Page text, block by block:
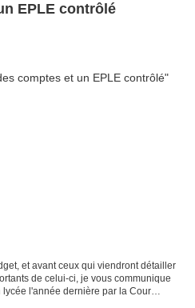
EPLE contrôlé
et avant ceux qui viendront détailler
de celui-ci, je vous communique
l'année dernière par la Cour